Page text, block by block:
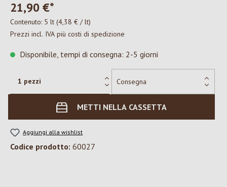
21,90 €*
Contenuto: 5 lt (4,38 € / lt)
Prezzi incl. IVA più costi di spedizione
Disponibile, tempi di consegna: 2-5 giorni
METTI NELLA CASSETTA
Aggiungi alla wishlist
Codice prodotto: 60027